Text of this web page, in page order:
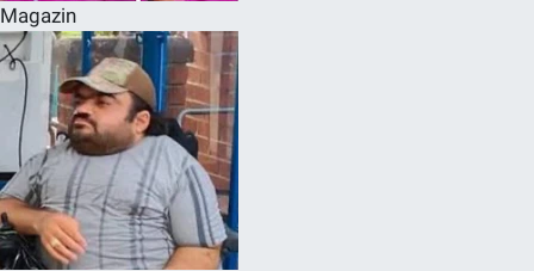
Magazin